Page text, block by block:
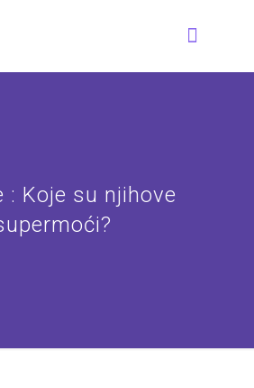
: Koje su njihove